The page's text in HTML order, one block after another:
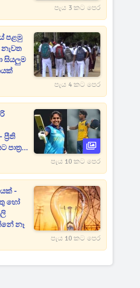
පැය 3 කට පෙර
පළමු
නැවත
සියලුම
පැය 4 කට පෙර
පාත්‍ර
පැය 10 කට පෙර
-
හෝ
නෑ
පැය 10 කට පෙර